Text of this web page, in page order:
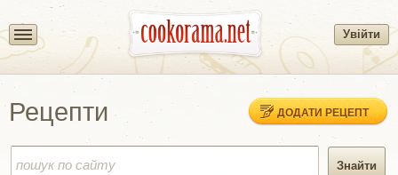
Увійти
Рецепти ДОДАТИ РЕЦЕПТ